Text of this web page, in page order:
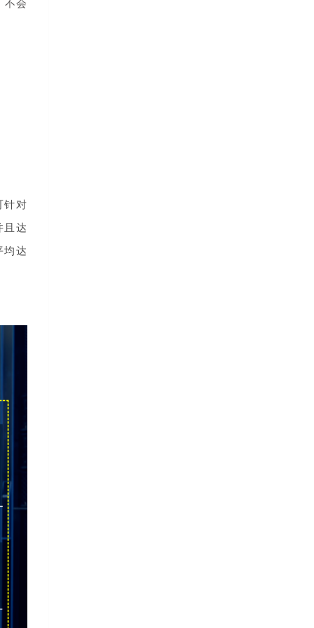
不会
针对
且达
均达